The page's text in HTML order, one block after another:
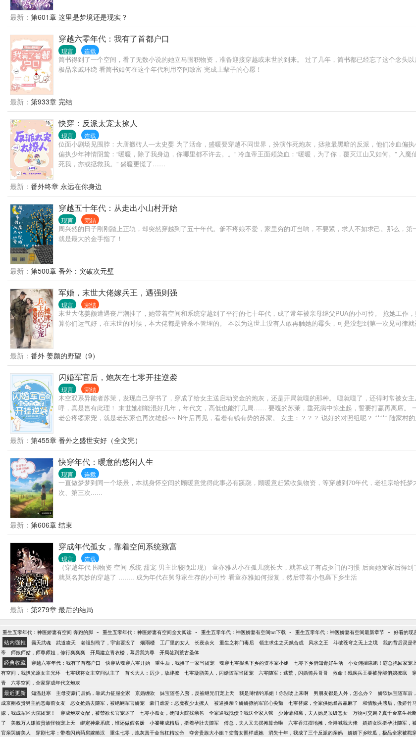
最新： 第601章 这里是梦境还是现实？
穿越六零年代：我有了首都户口
现言 连载
简书得到了一个空间，看了无数小说的她立马囤积物资，准备迎接穿越或末世的到来。 过了几年，简书都已经忘了这个念头
极品亲戚环绕 看简书如何在这个年代利用空间致富 完成上辈子的心愿！
最新： 第933章 完结
快穿：反派太宠太撩人
现言 连载
位面小剧场见围脖：大唐搬砖人—太史婴 为了活命，盛暖要穿越不同世界，扮演作死炮灰，拯救最黑暗的反派，他们冷血
偏执少年神情阴鸷：“暖暖，除了我身边，你哪里都不许去。。” 冷血帝王面颊染血：“暖暖，为了你，覆灭江山又如何。” 入
死我，亦或拯救我。” 盛暖更慌了……
最新： 番外终章 永远在你身边
穿越五十年代：从走出小山村开始
现言 完结
周兴然的日子刚刚踏上正轨，却突然穿越到了五十年代。爹不疼娘不爱，家里穷的叮当响，不要紧，求人不如求己。那么，
就是最大的金手指了！
最新： 第500章 番外：突破次元壁
军婚，末世大佬嫁兵王，遇强则强
现言 完结
末世大佬姜颜遭遇丧尸潮挂了，她带着空间和系统穿越到了平行的七十年代，成了常年被亲母继父PUA的小可怜。 抢她工作
算你们运气好，在末世的时候，本大佬都是管杀不管埋的。 本以为这世上没有人敢再触她的霉头，可是没想到第一次见司律
最新： 番外 姜颜的野望（9）
闪婚军官后，炮灰在七零开挂逆袭
现言 完结
木空双系异能者苏茉，发现自己穿书了，穿成了给女主送启动资金的炮灰，还是开局就嘎的那种。 嘎就嘎了，还得时常被女
呼，真是岂有此理！ 末世她都能混好几年，年代文，高低也能打几局…… 要嘎的苏茉，垂死病中惊坐起，誓要打赢再离席
老公疼婆家宠，就是老苏家也再次雄起~~ N年后再见，看着有钱有势的苏家。 女主：？？？ 说好的对照组呢？ ***** 陆家村
最新： 第455章 番外之盛世安好（全文完）
快穿年代：暖意的悠闲人生
现言 连载
一直做梦梦到同一个场景，本就身怀空间的顾暖意觉得此事必有蹊跷，顾暖意赶紧收集物资，等穿越到70年代，老祖宗给托
次、第三次......
最新： 第606章 结束
穿成年代孤女，靠着空间系统致富
现言 连载
（穿越年代 囤物资 空间 系统 甜宠 男主比较晚出现） 童亦雅从小在孤儿院长大，就养成了有点抠门的习惯 后面她发家后得
就莫名其妙的穿越了 ........ 成为年代在舅母家生存的小可怜 看童亦雅如何报复，然后带着小包裹下乡生活
最新： 第279章 最后的结局
重生五零年代：神医娇妻有空间 奔跑的脚 - 重生五零年代：神医娇妻有空间全文阅读 - 重生五零年代：神医娇妻有空间txt下载 - 重生五零年代：神医娇妻有空间最新章节 - 好看的现
站内强推 霸天武魂 武道凌天 老祖别苟了，宇宙要没了 烟雨楼 工厂里的女人 长夜余火 重生之将门毒后 领主求生之天赋合成 风水之王 斗破苍穹之无上之境 我的背后灵是
帝
师娘师姑，师尊师姐，修行爽爽爽 开局建立青衣楼，幕后我为尊 开局签到荒古圣体
经典收藏 穿越六零年代：我有了首都户口 快穿从魂穿六零开始 重生后，我换了一家当团宠 魂穿七零报名下乡的资本家小姐 七零下乡俏知青好生活 小女佣揣崽跑！霸总抱回家宠
有空间，我扒光原女主光环
七零我将女主空间认主了 首长大人：厉少，放肆撩 七零凝脂美人，闪婚随军当团宠 六零随军：逃荒，闪婚骑兵哥哥 救命！残疾兵王要被异能俏媳撩疯
青
六零空间，全家穿成年代文炮灰
最近更新 知温赴寒 主母变豪门后妈，靠武力征服全家 京婚缠欢 妹宝随爸入赘，反被继兄们宠上天 我是薄情钓系姐！你别吻上来啊 男朋友都是人外，怎么办？ 娇软妹宝随军后
成京圈权贵男主的恶毒前女友
恶女抢婚去随军，被绝嗣军官娇宠 豪门虐爱：恶魔夜少太撩人 被逼换亲？娇娇撩的军官心尖颤 七零替嫁，全家供她暴富赢麻了 和情敌共感后，傲娇竹
嫁，我成军区大院团宠！
穿成炮灰女配，被禁欲长官宠坏了 七零小孤女，硬闯大院找亲爸 全家逼我抵债？我送全家入狱 少帅请和离，夫人她是顶级恶女 万物可交易？真千金掌生死
了
美貌万人嫌被贵族怪物宠上天 绑定神豪系统，谁还做假名媛 小饕餮成精后，挺着孕肚去随军 傅总，夫人又去摆摊算命啦 六零香江摆地摊，全港喊我大佬 娇娇女医挺孕肚随军，
官亲哭娇美人
穿剧七零：带着闪购药房嫁糙汉 重生七零，炮灰真千金当杠精改命 夺舍贵族大小姐？变普女照样虐她 消失十年，我成了三个反派的亲妈 娇娇下乡吃瓜，极品全家被戳